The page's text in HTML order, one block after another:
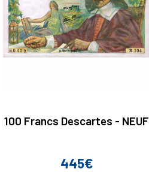
100 Francs Descartes - NEUF
Prix
445€